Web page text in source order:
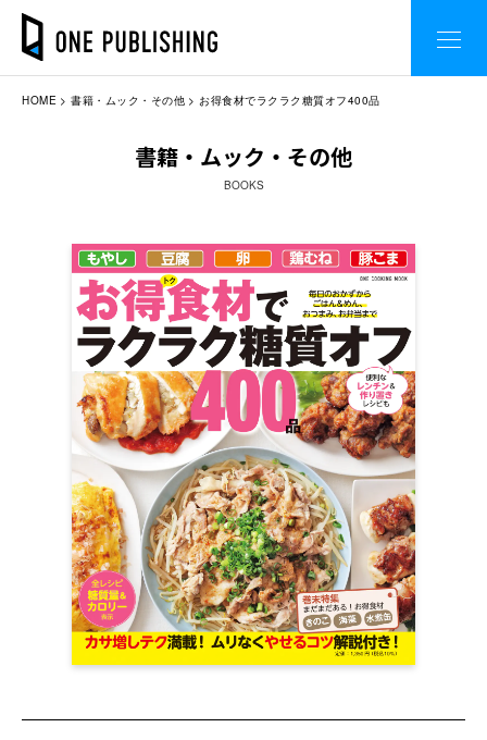
HOME 書籍・ムック・その他 お得食材でラクラク糖質オフ400品
書籍・ムック・その他
BOOKS